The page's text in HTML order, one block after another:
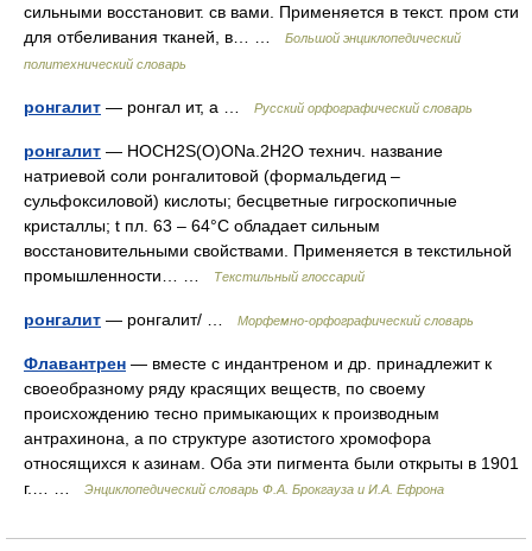
сильными восстановит. св вами. Применяется в текст. пром сти
для отбеливания тканей, в… …
Большой энциклопедический
политехнический словарь
ронгалит — ронгал ит, а … Русский орфографический словарь
ронгалит — HOCH2S(O)ONa.2H2O технич. название
натриевой соли ронгалитовой (формальдегид –
сульфоксиловой) кислоты; бесцветные гигроскопичные
кристаллы; t пл. 63 – 64°C обладает сильным
восстановительными свойствами. Применяется в текстильной
промышленности… …
Текстильный глоссарий
ронгалит — ронгалит/ … Морфемно-орфографический словарь
Флавантрен — вместе с индантреном и др. принадлежит к
своеобразному ряду красящих веществ, по своему
происхождению тесно примыкающих к производным
антрахинона, а по структуре азотистого хромофора
относящихся к азинам. Оба эти пигмента были открыты в 1901
г.… …
Энциклопедический словарь Ф.А. Брокгауза и И.А. Ефрона